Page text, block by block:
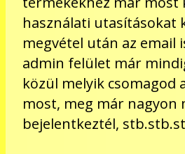
használati utasításokat
megvétel után az email
admin felület már
közül melyik csomagod
most, meg már nagyon
bejelentkeztél,